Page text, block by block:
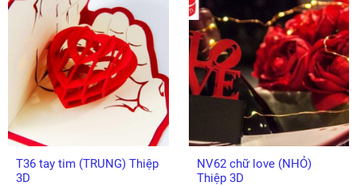
T36 tay tim (TRUNG) Thiệp
3D
NV62 chữ love (NHỎ)
Thiệp 3D